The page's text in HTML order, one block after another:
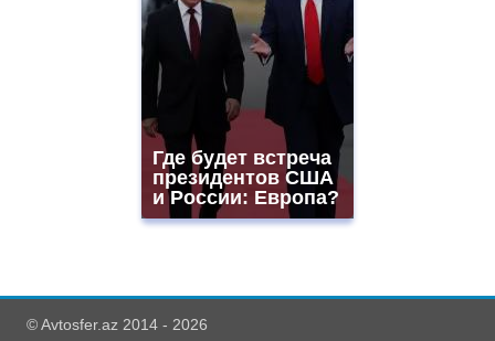
Где будет встреча
президентов США
и России: Европа?
© Avtosfer.az 2014 - 2026